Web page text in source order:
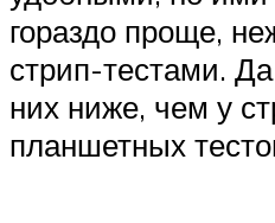
гораздо проще,
стрип-тестами.
них ниже, чем у
планшетных